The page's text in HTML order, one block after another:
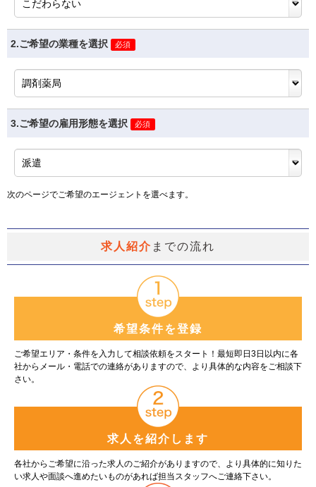
2.ご希望の業種を選択 必須
3.ご希望の雇用形態を選択 必須
次のページでご希望のエージェントを選べます。
求人紹介 までの流れ
希望条件を登録
ご希望エリア・条件を入力して相談依頼をスタート！最短即日3日以内に各
社からメール・電話での連絡がありますので、より具体的な内容をご相談下
さい。
求人を紹介します
各社からご希望に沿った求人のご紹介がありますので、より具体的に知りた
い求人や面談へ進めたいものがあれば担当スタッフへご連絡下さい。